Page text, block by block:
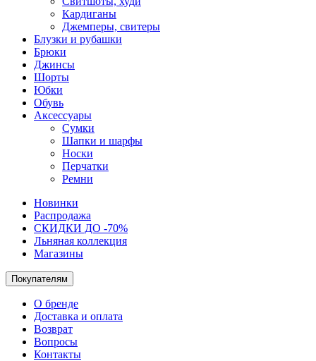
Кардиганы
Джемперы, свитеры
Блузки и рубашки
Брюки
Джинсы
Шорты
Юбки
Обувь
Аксессуары
Сумки
Шапки и шарфы
Носки
Перчатки
Ремни
Новинки
Распродажа
СКИДКИ ДО -70%
Льняная коллекция
Магазины
Покупателям
О бренде
Доставка и оплата
Возврат
Вопросы
Контакты